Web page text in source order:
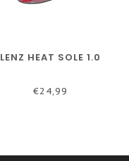
LENZ HEAT SOLE 1.0
€24,99